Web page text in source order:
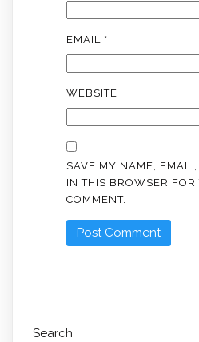
EMAIL *
WEBSITE
SAVE MY NAME,
IN THIS BROWSER FOR
COMMENT.
Search